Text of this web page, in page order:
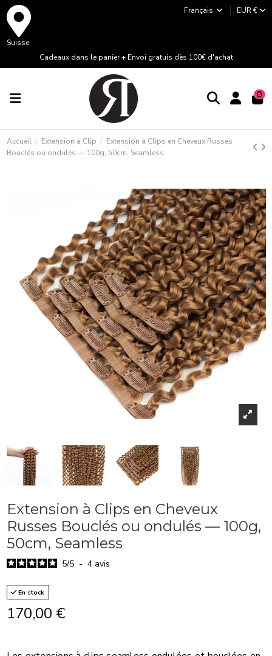
Suisse
Cadeaux dans le panier + Envoi gratuis dès 100€ d'achat
Français EUR €
0
Accueil Extension à Clip
Extension à Clips en Cheveux Russes
Bouclés ou ondulés — 100g, 50cm, Seamless
Extension à Clips en Cheveux
Russes Bouclés ou ondulés — 100g,
50cm, Seamless
5/5 - 4 avis
En stock
170,00 €